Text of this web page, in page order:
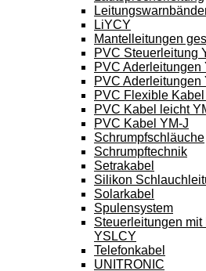
LiYCY
Mantelleitungen
PVC Steuerleitung
PVC Aderleitungen
PVC Aderleitungen
PVC Flexible Kabel
PVC Kabel leicht
PVC Kabel YM-J
Schrumpfschläuche
Schrumpftechnik
Setrakabel
Silikon
Solarkabel
Spulensystem
Steuerleitungen
YSLCY
Telefonkabel
UNITRONIC